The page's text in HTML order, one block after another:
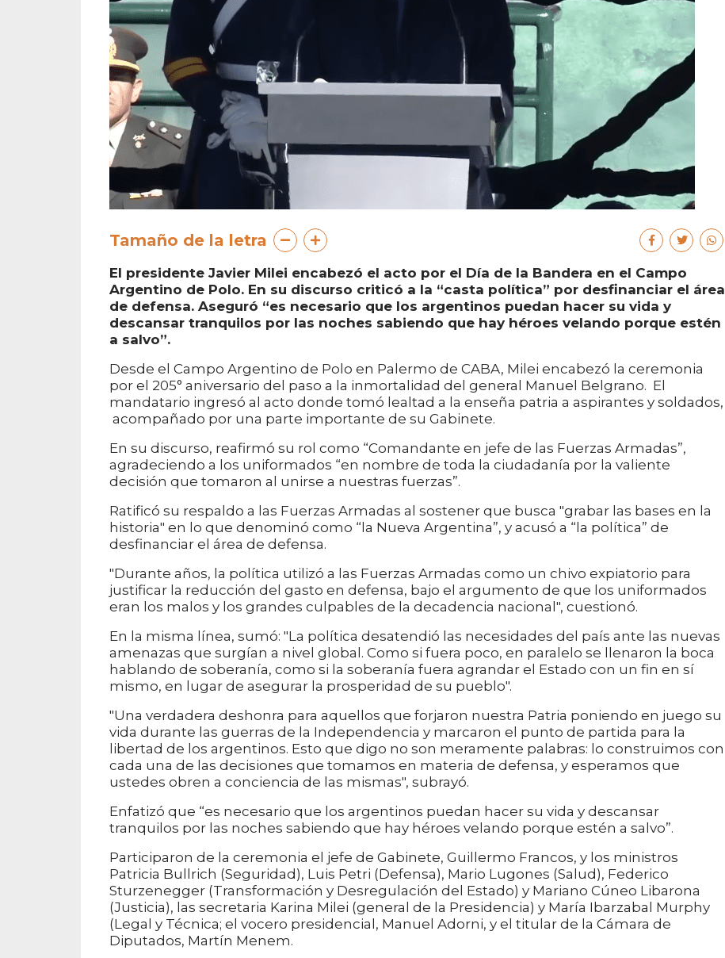
Tamaño de la letra
El presidente Javier Milei encabezó el acto por el Día de la Bandera en el Campo
Argentino de Polo. En su discurso criticó a la “casta política” por desfinanciar el área
de defensa. Aseguró “es necesario que los argentinos puedan hacer su vida y
descansar tranquilos por las noches sabiendo que hay héroes velando porque estén
a salvo”.
Desde el Campo Argentino de Polo en Palermo de CABA, Milei encabezó la ceremonia
por el 205° aniversario del paso a la inmortalidad del general Manuel Belgrano. El
mandatario ingresó al acto donde tomó lealtad a la enseña patria a aspirantes y soldados,
acompañado por una parte importante de su Gabinete.
En su discurso, reafirmó su rol como “Comandante en jefe de las Fuerzas Armadas”,
agradeciendo a los uniformados “en nombre de toda la ciudadanía por la valiente
decisión que tomaron al unirse a nuestras fuerzas”.
Ratificó su respaldo a las Fuerzas Armadas al sostener que busca "grabar las bases en la
historia" en lo que denominó como “la Nueva Argentina”, y acusó a “la política” de
desfinanciar el área de defensa.
"Durante años, la política utilizó a las Fuerzas Armadas como un chivo expiatorio para
justificar la reducción del gasto en defensa, bajo el argumento de que los uniformados
eran los malos y los grandes culpables de la decadencia nacional", cuestionó.
En la misma línea, sumó: "La política desatendió las necesidades del país ante las nuevas
amenazas que surgían a nivel global. Como si fuera poco, en paralelo se llenaron la boca
hablando de soberanía, como si la soberanía fuera agrandar el Estado con un fin en sí
mismo, en lugar de asegurar la prosperidad de su pueblo".
"Una verdadera deshonra para aquellos que forjaron nuestra Patria poniendo en juego su
vida durante las guerras de la Independencia y marcaron el punto de partida para la
libertad de los argentinos. Esto que digo no son meramente palabras: lo construimos con
cada una de las decisiones que tomamos en materia de defensa, y esperamos que
ustedes obren a conciencia de las mismas", subrayó.
Enfatizó que “es necesario que los argentinos puedan hacer su vida y descansar
tranquilos por las noches sabiendo que hay héroes velando porque estén a salvo”.
Participaron de la ceremonia el jefe de Gabinete, Guillermo Francos, y los ministros
Patricia Bullrich (Seguridad), Luis Petri (Defensa), Mario Lugones (Salud), Federico
Sturzenegger (Transformación y Desregulación del Estado) y Mariano Cúneo Libarona
(Justicia), las secretaria Karina Milei (general de la Presidencia) y María Ibarzabal Murphy
(Legal y Técnica; el vocero presidencial, Manuel Adorni, y el titular de la Cámara de
Diputados, Martín Menem.